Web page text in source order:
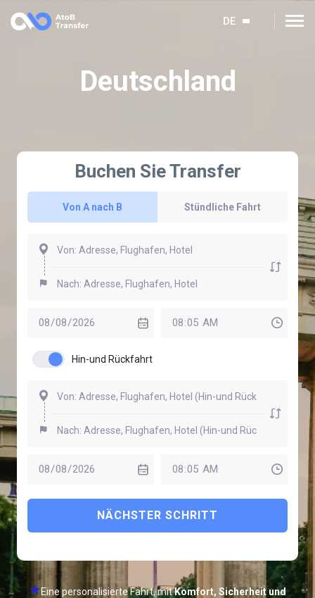
DE
Deutschland
Buchen Sie Transfer
Von A nach B Stündliche Fahrt
Hin-und Rückfahrt
NÄCHSTER SCHRITT
Eine personalisierte Fahrt, mitKomfort, Sicherheit und